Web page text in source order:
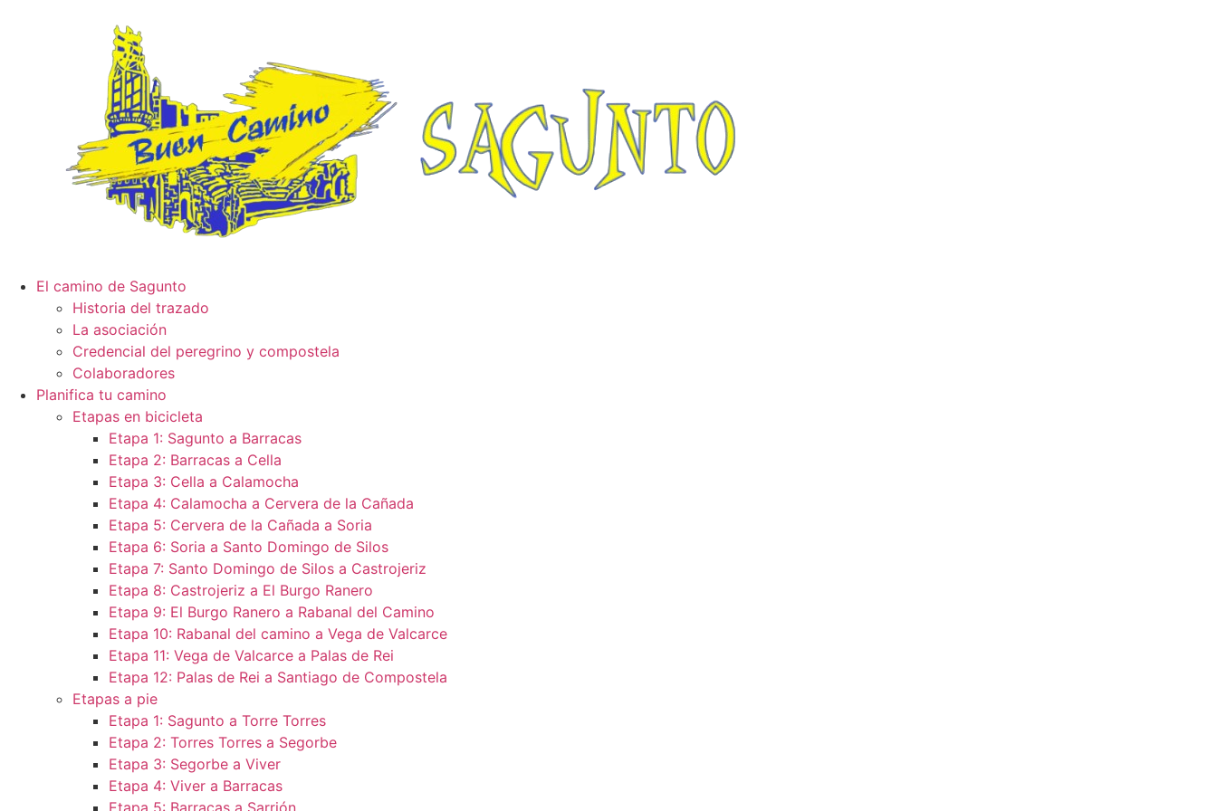
El camino de Sagunto
Historia del trazado
La asociación
Credencial del peregrino y compostela
Colaboradores
Planifica tu camino
Etapas en bicicleta
Etapa 1: Sagunto a Barracas
Etapa 2: Barracas a Cella
Etapa 3: Cella a Calamocha
Etapa 4: Calamocha a Cervera de la Cañada
Etapa 5: Cervera de la Cañada a Soria
Etapa 6: Soria a Santo Domingo de Silos
Etapa 7: Santo Domingo de Silos a Castrojeriz
Etapa 8: Castrojeriz a El Burgo Ranero
Etapa 9: El Burgo Ranero a Rabanal del Camino
Etapa 10: Rabanal del camino a Vega de Valcarce
Etapa 11: Vega de Valcarce a Palas de Rei
Etapa 12: Palas de Rei a Santiago de Compostela
Etapas a pie
Etapa 1: Sagunto a Torre Torres
Etapa 2: Torres Torres a Segorbe
Etapa 3: Segorbe a Viver
Etapa 4: Viver a Barracas
Etapa 5: Barracas a Sarrión